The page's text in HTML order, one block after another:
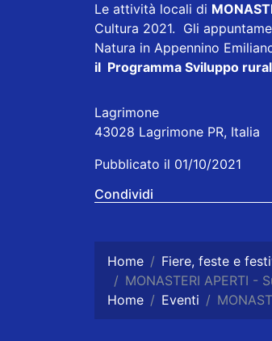
Le attività locali di
Cultura 2021. Gli
Natura in Appennino
il Programma Sviluppo
Lagrimone
43028 Lagrimone PR, Italia
Pubblicato il 01/10/2021
Condividi
Home
Fiere, feste e
MONASTERI APERTI -
Home
Eventi